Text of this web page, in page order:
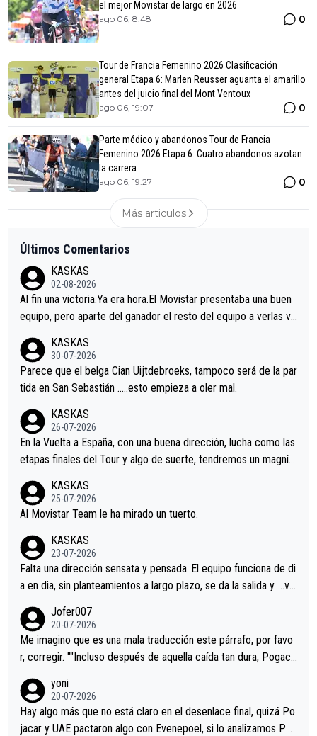
el mejor Movistar de largo en 2026
ago 06, 8:48 0
Tour de Francia Femenino 2026 Clasificación
general Etapa 6: Marlen Reusser aguanta el amarillo
antes del juicio final del Mont Ventoux
ago 06, 19:07 0
Parte médico y abandonos Tour de Francia
Femenino 2026 Etapa 6: Cuatro abandonos azotan
la carrera
ago 06, 19:27 0
Más articulos
Últimos Comentarios
KASKAS
02-08-2026
Al fin una victoria.Ya era hora.El Movistar presentaba una buen
equipo, pero aparte del ganador el resto del equipo a verlas ve
s.La única buena noticia es la mejoría de Enric Más en San Seb
astian.Si en la Vuelta a Burgos sigue la mejoría, podríamos ten
er alguna sorpresa en la Vuelta.Ojalá.
KASKAS
30-07-2026
Parece que el belga Cian Uijtdebroeks, tampoco será de la par
tida en San Sebastián …..esto empieza a oler mal.
KASKAS
26-07-2026
En la Vuelta a España, con una buena dirección, lucha como las
etapas finales del Tour y algo de suerte, tendremos un magnífi
KASKAS
25-07-2026
Al Movistar Team le ha mirado un tuerto.
KASKAS
23-07-2026
Falta una dirección sensata y pensada..El equipo funciona de di
a en dia, sin planteamientos a largo plazo, se da la salida y…..ve
Minguez, Velez etc etc.Me da pena vivir estos momentos tan
tristes sin victorias.
Jofer007
20-07-2026
Me imagino que es una mala traducción este párrafo, por favo
r, corregir. ""Incluso después de aquella caída tan dura, Pogaca
permaneció pegado a su rueda. Parecía increíble la forma en l
a que era capaz de controlar el miedo", recordó."
yoni
20-07-2026
Hay algo más que no está claro en el desenlace final, quizá Po
jacar y UAE pactaron algo con Evenepoel, si lo analizamos Poj